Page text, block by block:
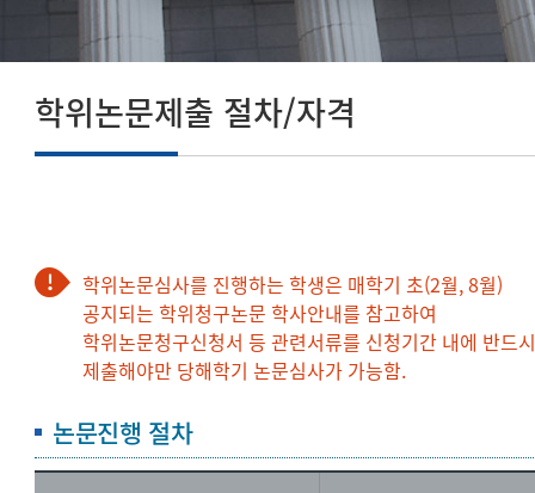
학위논문제출 절차/자격
학위논문심사를 진행하는 학생은 매학기 초(2월, 8월)
공지되는 학위청구논문 학사안내를 참고하여
학위논문청구신청서 등 관련서류를 신청기간 내에 반드
제출해야만 당해학기 논문심사가 가능함.
논문진행 절차